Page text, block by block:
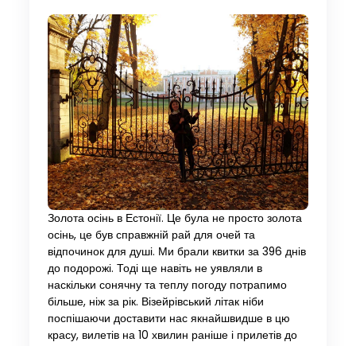
Золота осінь в Естонії. Це була не просто золота
осінь, це був справжній рай для очей та
відпочинок для душі. Ми брали квитки за 396 днів
до подорожі. Тоді ще навіть не уявляли в
наскільки сонячну та теплу погоду потрапимо
більше, ніж за рік. Візейрівський літак ніби
поспішаючи доставити нас якнайшвидше в цю
красу, вилетів на 10 хвилин раніше і прилетів до